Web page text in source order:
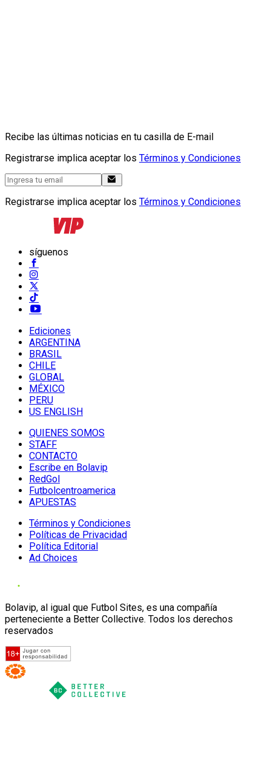
Recibe las últimas noticias en tu casilla de E-mail
Registrarse implica aceptar los Términos y Condiciones
Registrarse implica aceptar los Términos y Condiciones
síguenos
Ediciones
ARGENTINA
BRASIL
CHILE
GLOBAL
MÉXICO
PERU
US ENGLISH
QUIENES SOMOS
STAFF
CONTACTO
Escribe en Bolavip
RedGol
Futbolcentroamerica
APUESTAS
Términos y Condiciones
Políticas de Privacidad
Política Editorial
Ad Choices
Bolavip, al igual que Futbol Sites, es una compañía
perteneciente a Better Collective. Todos los derechos
reservados